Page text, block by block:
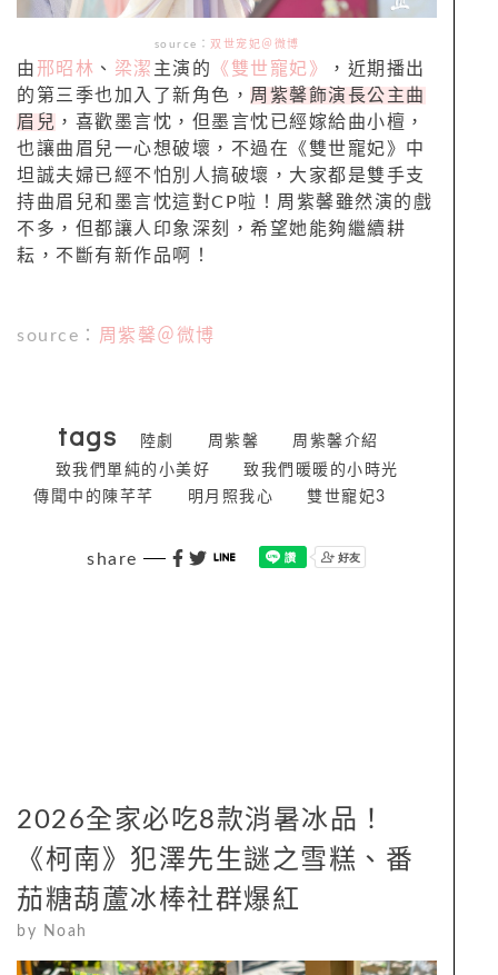
source： 双世宠妃＠微博
由 邢昭林 、 梁潔 主演的 《雙世寵妃》
，近期播出
的第三季也加入了新角色， 周紫馨飾演長公主曲
眉兒 ，喜歡墨言忱，但墨言忱已經嫁給曲小檀，
也讓曲眉兒一心想破壞，不過在《雙世寵妃》中
坦誠夫婦已經不怕別人搞破壞，大家都是雙手支
持曲眉兒和墨言忱這對CP啦！周紫馨雖然演的戲
不多，但都讓人印象深刻，希望她能夠繼續耕
耘，不斷有新作品啊！
source： 周紫馨＠微博
tags 陸劇 周紫馨
周紫馨介紹
致我們單純的小美好
致我們暖暖的小時光
傳聞中的陳芊芊
明月照我心 雙世寵妃3
share
2026全家必吃8款消暑冰品！
《柯南》犯澤先生謎之雪糕、番
茄糖葫蘆冰棒社群爆紅
by Noah